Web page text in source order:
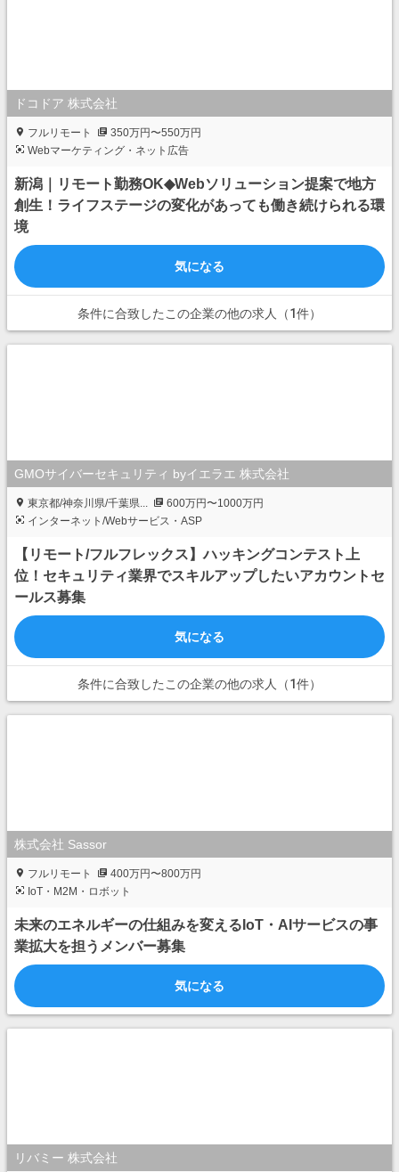
ドコドア 株式会社
フルリモート
350万円〜550万円
Webマーケティング・ネット広告
新潟｜リモート勤務OK◆Webソリューション提案で地方
創生！ライフステージの変化があっても働き続けられる環
境
気になる
条件に合致したこの企業の他の求人（1件）
GMOサイバーセキュリティ byイエラエ 株式会社
東京都/神奈川県/千葉県...
600万円〜1000万円
インターネット/Webサービス・ASP
【リモート/フルフレックス】ハッキングコンテスト上
位！セキュリティ業界でスキルアップしたいアカウントセ
ールス募集
気になる
条件に合致したこの企業の他の求人（1件）
株式会社 Sassor
フルリモート
400万円〜800万円
IoT・M2M・ロボット
未来のエネルギーの仕組みを変えるIoT・AIサービスの事
業拡大を担うメンバー募集
気になる
リバミー 株式会社